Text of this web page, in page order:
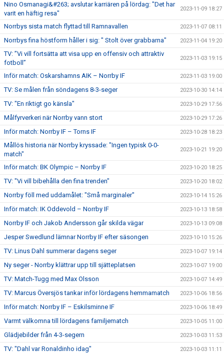
Nino Osmanagi&#263; avslutar karriären på lördag: "Det har
varit en häftig resa"
2023-11-09 18:27
Norrbys sista match flyttad till Ramnavallen 2023-11-07 08:11
Norrbys fina höstform håller i sig: " Stolt över grabbarna" 2023-11-04 19:20
TV: ”Vi vill fortsätta att visa upp en offensiv och attraktiv
fotboll”
2023-11-03 19:15
Inför match: Oskarshamns AIK – Norrby IF 2023-11-03 19:00
TV: Se målen från söndagens 8-3-seger 2023-10-30 14:14
TV: "En riktigt go känsla" 2023-10-29 17:56
Målfyrverkeri när Norrby vann stort 2023-10-29 17:26
Inför match: Norrby IF – Torns IF 2023-10-28 18:23
Mållös historia när Norrby kryssade: "Ingen typisk 0-0-
match"
2023-10-21 19:20
Inför match: BK Olympic – Norrby IF 2023-10-20 18:25
TV: "Vi vill bibehålla den fina trenden" 2023-10-20 18:02
Norrby föll med uddamålet: "Små marginaler" 2023-10-14 15:26
Inför match: IK Oddevold – Norrby IF 2023-10-13 18:58
Norrby IF och Jakob Andersson går skilda vägar 2023-10-13 09:08
Jesper Swedlund lämnar Norrby IF efter säsongen 2023-10-10 15:26
TV: Linus Dahl summerar dagens seger 2023-10-07 19:14
Ny seger - Norrby klättrar upp till sjätteplatsen 2023-10-07 19:00
TV: Match-Tugg med Max Olsson 2023-10-07 14:49
TV: Marcus Översjös tankar inför lördagens hemmamatch 2023-10-06 18:56
Inför match: Norrby IF – Eskilsminne IF 2023-10-06 18:49
Varmt välkomna till lördagens familjematch 2023-10-05 11:00
Glädjebilder från 4-3-segern 2023-10-03 11:53
TV: "Dahl var Ronaldinho idag" 2023-10-03 11:11